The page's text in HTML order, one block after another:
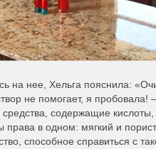
на нее, Хельга пояснила:
не помогает, я пробовала!
содержащие кислоты,
права в одном: мягкий и
способное справиться с